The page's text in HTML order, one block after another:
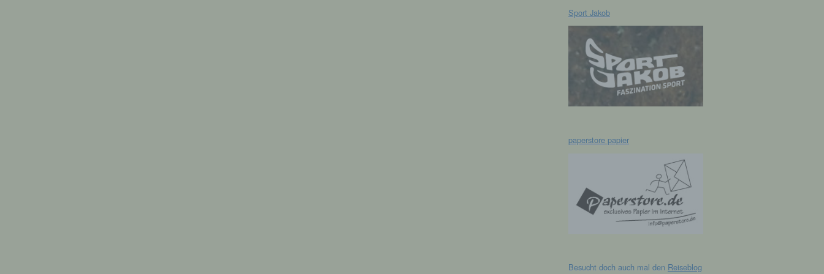
Sport Jakob
paperstore papier
Besucht doch auch mal den Reiseblog